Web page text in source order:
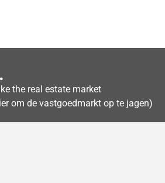
the real estate market
om de vastgoedmarkt op te jagen)